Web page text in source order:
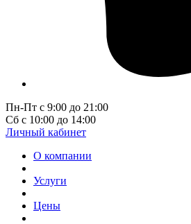
Пн-Пт с 9:00 до 21:00
Сб с 10:00 до 14:00
Личный кабинет
О компании
Услуги
Цены